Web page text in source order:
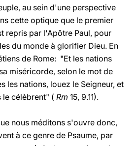
au sein d'une perspective
cette optique que le premier
repris par l'Apôtre Paul, pour
du monde à glorifier Dieu. En
de Rome: "Et les nations
miséricorde, selon le mot de
les nations, louez le Seigneur, et
le célèbrent" ( Rm 15, 9.11).
nous méditons s'ouvre donc,
à ce genre de Psaume, par